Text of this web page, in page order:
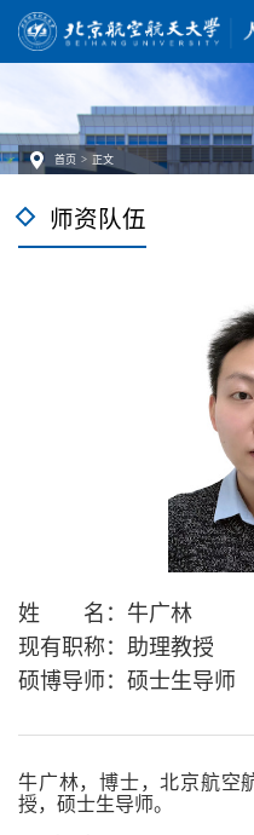
首页 > 正文
师资队伍
姓 名：牛广林
现有职称：助理教授
硕博导师：硕士生导师
牛广林，博士，北京航空
授，硕士生导师。